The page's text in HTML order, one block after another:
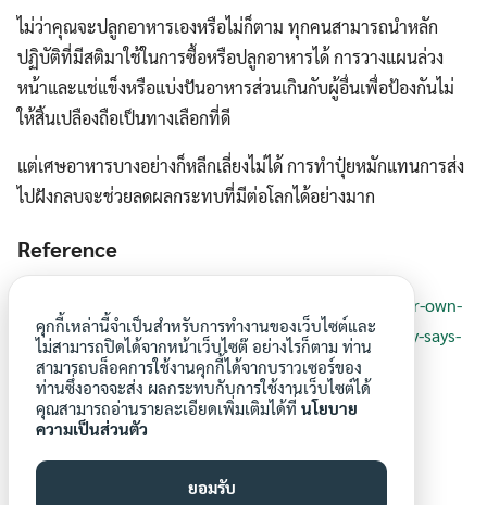
ไม่ว่าคุณจะปลูกอาหารเองหรือไม่ก็ตาม ทุกคนสามารถนำหลัก
ปฏิบัติที่มีสติมาใช้ในการซื้อหรือปลูกอาหารได้ การวางแผนล่วง
หน้าและแช่แข็งหรือแบ่งปันอาหารส่วนเกินกับผู้อื่นเพื่อป้องกันไม่
ให้สิ้นเปลืองถือเป็นทางเลือกที่ดี
แต่เศษอาหารบางอย่างก็หลีกเลี่ยงไม่ได้ การทำปุ๋ยหมักแทนการส่ง
ไปฝังกลบจะช่วยลดผลกระทบที่มีต่อโลกได้อย่างมาก
Reference
https://theconversation.com/people-who-grow-their-own-
fruit-and-veg-waste-less-food-and-eat-more-healthily-says-
research-212572
คุกกี้เหล่านี้จำเป็นสำหรับการทำงานของเว็บไซต์และ
ไม่สามารถปิดได้จากหน้าเว็บไซต๊ อย่างไรก็ตาม ท่าน
สามารถบล็อคการใช้งานคุกกี้ได้จากบราวเซอร์ของ
ท่านซึ่งอาจจะส่ง ผลกระทบกับการใช้งานเว็บไซต์ได้
คุณสามารถอ่านรายละเอียดเพิ่มเติมได้ที่ นโยบาย
ความเป็นส่วนตัว
ยอมรับ